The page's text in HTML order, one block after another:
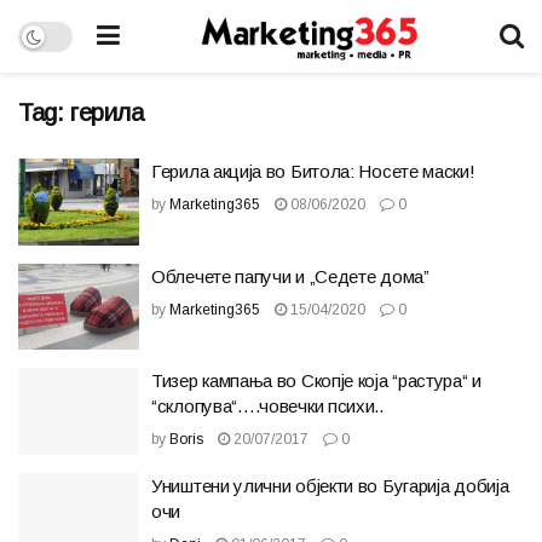
Tag: герила
Герила акција во Битола: Носете маски!
by Marketing365 08/06/2020 0
Облечете папучи и „Седете дома”
by Marketing365 15/04/2020 0
Тизер кампања во Скопје која “растура“ и
“склопува“….човечки психи..
by Boris 20/07/2017 0
Уништени улични објекти во Бугарија добија
очи